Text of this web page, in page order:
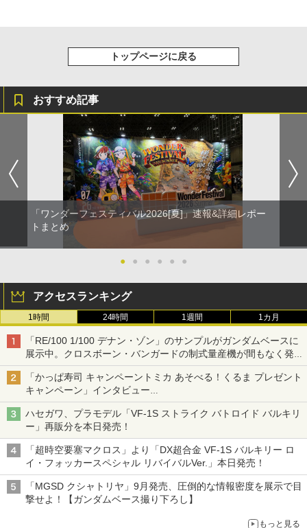
トップページに戻る
おすすめ記事
「ワンダーフェスティバル2026[夏]」速報&詳細レポー
トまとめ
● ● ● ● ● ●
アクセスランキング
1時間 24時間 1週間 1カ月
「RE/100 1/100 デナン・ゾン」のサンプルがガンダムベースに
展示中。クロスボーン・バンガードの制式量産機が間もなく発送
【ガンダムベース撮り下ろし】
「かっぱ寿司 キャンペーントミカ あそべる！くるま プレゼント
キャンペーン」インタビュー
子どもが楽しめるかっぱ寿司ならではの体験とコラボの楽しさを
追求
ハセガワ、プラモデル「VF-1S ストライク バトロイド バルキリ
ー」再販分を本日発売！
「超時空要塞マクロス」より「DX超合金 VF-1S バルキリー ロ
イ・フォッカースペシャル リバイバルVer.」本日発売！
「MGSD クシャトリヤ」9月発売、圧倒的な情報密度を展示で目
撃せよ！【ガンダムベース撮り下ろし】
もっと見る